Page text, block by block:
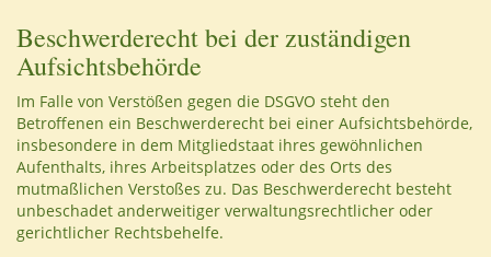
Beschwerderecht bei der zuständigen
Aufsichtsbehörde
Im Falle von Verstößen gegen die DSGVO steht den
Betroffenen ein Beschwerderecht bei einer Aufsichtsbehörde,
insbesondere in dem Mitgliedstaat ihres gewöhnlichen
Aufenthalts, ihres Arbeitsplatzes oder des Orts des
mutmaßlichen Verstoßes zu. Das Beschwerderecht besteht
unbeschadet anderweitiger verwaltungsrechtlicher oder
gerichtlicher Rechtsbehelfe.